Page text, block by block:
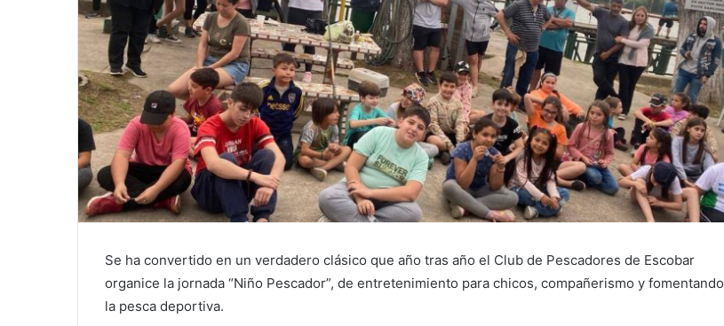
Se ha convertido en un verdadero clásico que año tras año el Club de Pescadores de Escobar
organice la jornada “Niño Pescador”, de entretenimiento para chicos, compañerismo y fomentando
la pesca deportiva.